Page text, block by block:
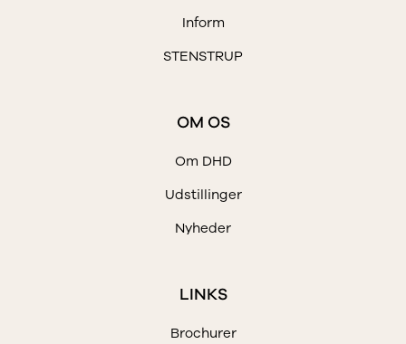
Inform
STENSTRUP
OM OS
Om DHD
Udstillinger
Nyheder
LINKS
Brochurer